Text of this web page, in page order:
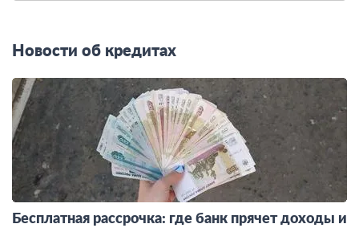
Новости об кредитах
Бесплатная рассрочка: где банк прячет доходы и